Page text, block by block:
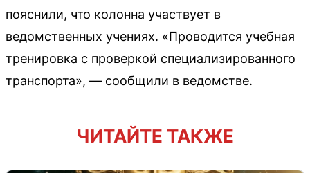
пояснили, что колонна участвует в
ведомственных учениях. «Проводится учебная
тренировка с проверкой специализированного
транспорта», — сообщили в ведомстве.
ЧИТАЙТЕ ТАКЖЕ